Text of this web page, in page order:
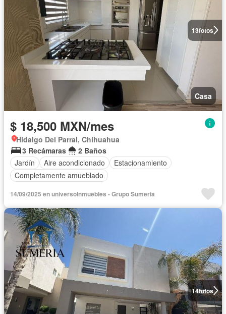
13fotos
Casa
$ 18,500 MXN/mes
Hidalgo Del Parral, Chihuahua
3 Recámaras
2 Baños
Jardín
Aire acondicionado
Estacionamiento
Completamente amueblado
14/09/2025 en universoInmuebles - Grupo Sumeria
14fotos